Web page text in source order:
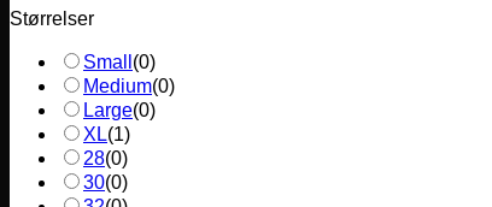
Størrelser
Small (0)
Medium(0)
Large(0)
XL(1)
28(0)
30(0)